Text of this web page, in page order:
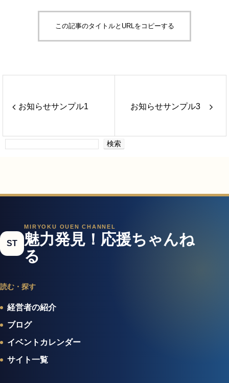
この記事のタイトルとURLをコピーする
お知らせサンプル1 お知らせサンプル3
検索
ST
MIRYOKU OUEN CHANNEL
魅力発見！応援ちゃんね
る
読む・探す
経営者の紹介
ブログ
イベントカレンダー
サイト一覧